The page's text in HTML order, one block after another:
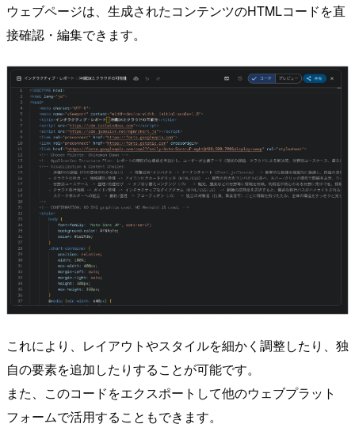
ウェブページは、生成されたコンテンツのHTMLコードを直
接確認・編集できます。
これにより、レイアウトやスタイルを細かく調整したり、独
自の要素を追加したりすることが可能です。
また、このコードをエクスポートして他のウェブプラット
フォームで活用することもできます。